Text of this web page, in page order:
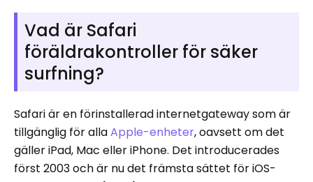
Vad är Safari
föräldrakontroller för säker
surfning?
Safari är en förinstallerad internetgateway som är
tillgänglig för allaApple-enheter, oavsett om det
gäller iPad, Mac eller iPhone. Det introducerades
först 2003 och är nu det främsta sättet för iOS-